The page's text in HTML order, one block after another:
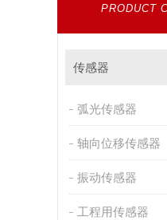
PRODUCT
传感器
弧光传感器
轴向位移传感器
振动传感器
工程用传感器